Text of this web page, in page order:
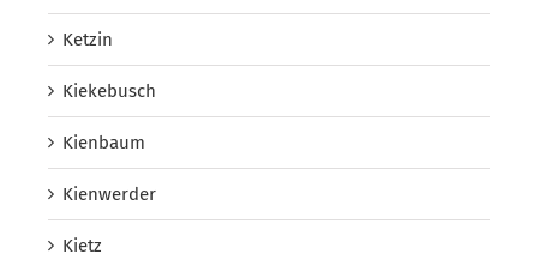
Ketzin
Kiekebusch
Kienbaum
Kienwerder
Kietz